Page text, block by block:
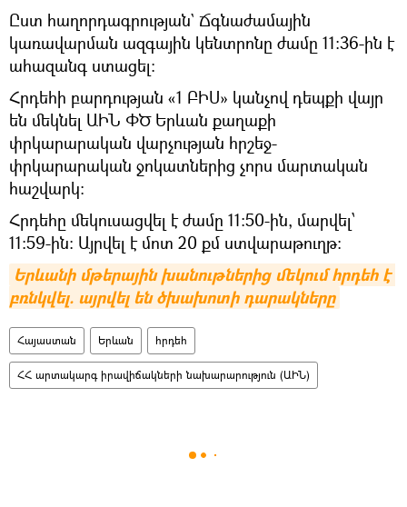
Ըստ հաղորդագրության` Ճգնաժամային
կառավարման ազգային կենտրոնը ժամը 11։36-ին է
ահազանգ ստացել։
Հրդեհի բարդության «1 ԲԻՍ» կանչով դեպքի վայր
են մեկնել ԱԻՆ ՓԾ Երևան քաղաքի
փրկարարական վարչության հրշեջ-
փրկարարական ջոկատներից չորս մարտական
հաշվարկ։
Հրդեհը մեկուսացվել է ժամը 11:50-ին, մարվել՝
11։59-ին։ Այրվել է մոտ 20 քմ ստվարաթուղթ։
Երևանի մթերային խանութներից մեկում հրդեհ է
բռնկվել. այրվել են ծխախոտի դարակները
Հայաստան Երևան հրդեհ
ՀՀ արտակարգ իրավիճակների նախարարություն (ԱԻՆ)